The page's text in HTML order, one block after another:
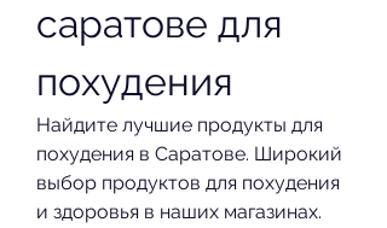
саратове для
похудения
Найдите лучшие продукты для
похудения в Саратове. Широкий
выбор продуктов для похудения
и здоровья в наших магазинах.